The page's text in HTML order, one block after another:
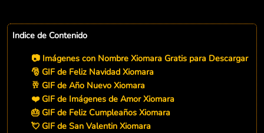
Indice de Contenido
📷 Imágenes con Nombre Xiomara Gratis para Descargar
🎅 GIF de Feliz Navidad Xiomara
🥂 GIF de Año Nuevo Xiomara
❤️ GIF de Imágenes de Amor Xiomara
🎂 GIF de Feliz Cumpleaños Xiomara
💘 GIF de San Valentin Xiomara